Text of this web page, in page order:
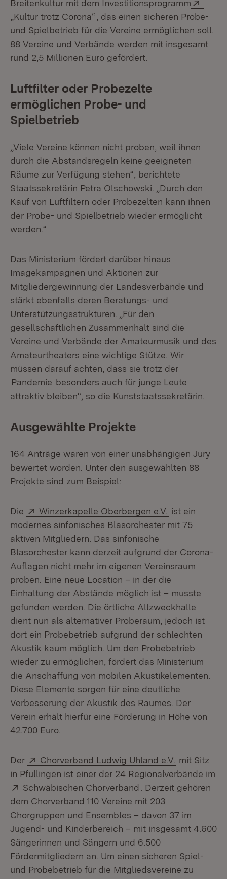
Breitenkultur mit dem Investitionsprogramm
„Kultur trotz Corona“ (Öffnet in neuem Fenster)
, das einen sicheren Probe-
und Spielbetrieb für die Vereine ermöglichen soll.
88 Vereine und Verbände werden mit insgesamt
rund 2,5 Millionen Euro gefördert.
Luftfilter oder Probezelte
ermöglichen Probe- und
Spielbetrieb
„Viele Vereine können nicht proben, weil ihnen
durch die Abstandsregeln keine geeigneten
Räume zur Verfügung stehen“, berichtete
Staatssekretärin Petra Olschowski. „Durch den
Kauf von Luftfiltern oder Probezelten kann ihnen
der Probe- und Spielbetrieb wieder ermöglicht
werden.“
Das Ministerium fördert darüber hinaus
Imagekampagnen und Aktionen zur
Mitgliedergewinnung der Landesverbände und
stärkt ebenfalls deren Beratungs- und
Unterstützungsstrukturen. „Für den
gesellschaftlichen Zusammenhalt sind die
Vereine und Verbände der Amateurmusik und des
Amateurtheaters eine wichtige Stütze. Wir
müssen darauf achten, dass sie trotz der
Pandemie besonders auch für junge Leute
attraktiv bleiben“, so die Kunststaatssekretärin.
Ausgewählte Projekte
164 Anträge waren von einer unabhängigen Jury
bewertet worden. Unter den ausgewählten 88
Projekte sind zum Beispiel:
Die Extern:
Winzerkapelle Oberbergen e.V. (Öffnet in
ist ein
modernes sinfonisches Blasorchester mit 75
aktiven Mitgliedern. Das sinfonische
Blasorchester kann derzeit aufgrund der Corona-
Auflagen nicht mehr im eigenen Vereinsraum
proben. Eine neue Location – in der die
Einhaltung der Abstände möglich ist – musste
gefunden werden. Die örtliche Allzweckhalle
dient nun als alternativer Proberaum, jedoch ist
dort ein Probebetrieb aufgrund der schlechten
Akustik kaum möglich. Um den Probebetrieb
wieder zu ermöglichen, fördert das Ministerium
die Anschaffung von mobilen Akustikelementen.
Diese Elemente sorgen für eine deutliche
Verbesserung der Akustik des Raumes. Der
Verein erhält hierfür eine Förderung in Höhe von
42.700 Euro.
Der Extern:
Chorverband Ludwig Uhland e.V. (Öffnet in
mit Sitz
in Pfullingen ist einer der 24 Regionalverbände im
Extern:
Schwäbischen Chorverband (Öffnet in neuem
. Derzeit gehören
dem Chorverband 110 Vereine mit 203
Chorgruppen und Ensembles – davon 37 im
Jugend- und Kinderbereich – mit insgesamt 4.600
Sängerinnen und Sängern und 6.500
Fördermitgliedern an. Um einen sicheren Spiel-
und Probebetrieb für die Mitgliedsvereine zu